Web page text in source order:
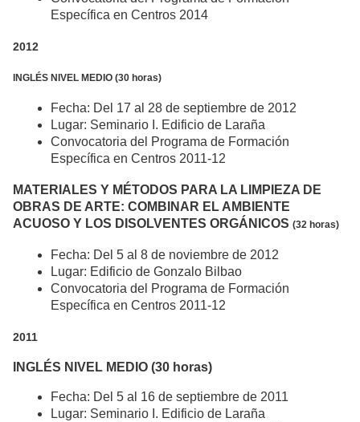
Específica en Centros 2014
2012
INGLÉS NIVEL MEDIO (30 horas)
Fecha: Del 17 al 28 de septiembre de 2012
Lugar: Seminario I. Edificio de Laraña
Convocatoria del Programa de Formación
Específica en Centros 2011-12
MATERIALES Y MÉTODOS PARA LA LIMPIEZA DE
OBRAS DE ARTE: COMBINAR EL AMBIENTE
ACUOSO Y LOS DISOLVENTES ORGÁNICOS (32 horas)
Fecha: Del 5 al 8 de noviembre de 2012
Lugar: Edificio de Gonzalo Bilbao
Convocatoria del Programa de Formación
Específica en Centros 2011-12
2011
INGLÉS NIVEL MEDIO (30 horas)
Fecha: Del 5 al 16 de septiembre de 2011
Lugar: Seminario I. Edificio de Laraña